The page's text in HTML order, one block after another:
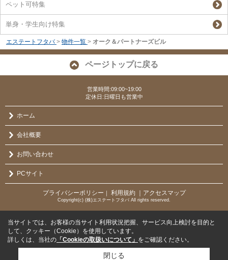
ペット可特集
単身・学生向け特集
エステートフタバ > 物件一覧 > オーク＆パートナーズビル
ページトップに戻る
営業時間:09:00~19:00
定休日:日曜日も営業中
ホーム
会社概要
お問い合わせ
PCサイト
プライバシーポリシー 利用規約 ｜アクセスマップ
Copyright(c) (株)エステートフタバ All rights reserved.
当サイトでは、お客様の当サイト利用状況把握、サービス向上検討を目的と
して、クッキー（Cookie）を使用しています。
詳しくは、当社の 「Cookieの取扱いについて」 をご確認ください。
閉じる